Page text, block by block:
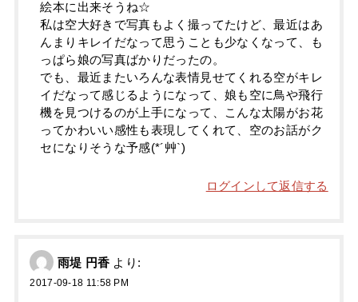
絵本に出来そうね☆
私は空大好きで写真もよく撮ってたけど、最近はあ
んまりキレイだなって思うことも少なくなって、も
っぱら娘の写真ばかりだったの。
でも、最近またいろんな表情見せてくれる空がキレ
イだなって感じるようになって、娘も空に鳥や飛行
機を見つけるのが上手になって、こんな太陽がお花
ってかわいい感性も表現してくれて、空のお話がク
セになりそうな予感(*´艸`)
ログインして返信する
雨堤 円香 より:
2017-09-18 11:58 PM